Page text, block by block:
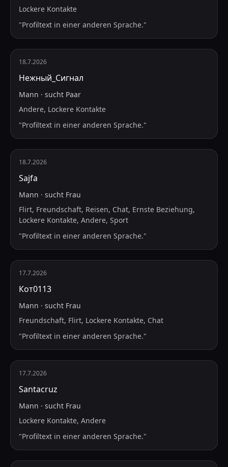
Lockere Kontakte
"Profiltext in einer anderen Sprache."
18.7.2026
Нежный_Сигнал
Mann · sucht Paar
Andere, Lockere Kontakte
"Profiltext in einer anderen Sprache."
18.7.2026
Sajfa
Mann · sucht Frau
Flirt, Freundschaft, Reisen, Chat, Ernste Beziehung,
Lockere Kontakte, Andere, Sport
"Profiltext in einer anderen Sprache."
17.7.2026
Кот0113
Mann · sucht Frau
Freundschaft, Flirt, Lockere Kontakte, Chat
"Profiltext in einer anderen Sprache."
17.7.2026
Santacruz
Mann · sucht Frau
Lockere Kontakte, Andere
"Profiltext in einer anderen Sprache."